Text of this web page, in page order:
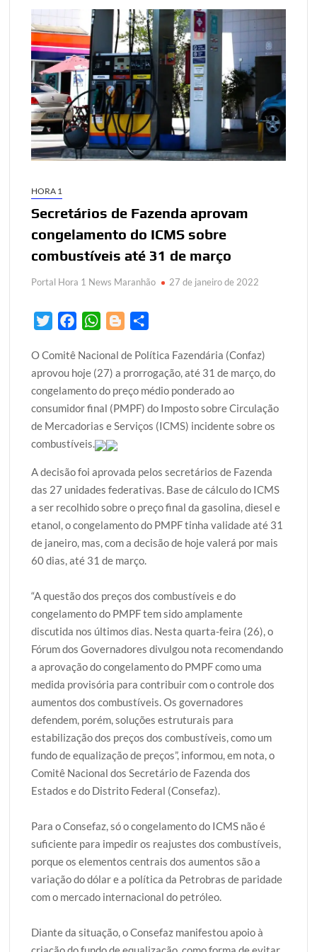
HORA 1
Secretários de Fazenda aprovam
congelamento do ICMS sobre
combustíveis até 31 de março
Portal Hora 1 News Maranhão 27 de janeiro de 2022
i
t
t
e
r
c
e
b
o
o
k
W
a
t
s
A
p
p
o
g
g
e
r
a
r
e
O Comitê Nacional de Política Fazendária (Confaz)
aprovou hoje (27) a prorrogação, até 31 de março, do
congelamento do preço médio ponderado ao
consumidor final (PMPF) do Imposto sobre Circulação
de Mercadorias e Serviços (ICMS) incidente sobre os
combustíveis.
A decisão foi aprovada pelos secretários de Fazenda
das 27 unidades federativas. Base de cálculo do ICMS
a ser recolhido sobre o preço final da gasolina, diesel e
etanol, o congelamento do PMPF tinha validade até 31
de janeiro, mas, com a decisão de hoje valerá por mais
60 dias, até 31 de março.
“A questão dos preços dos combustíveis e do
congelamento do PMPF tem sido amplamente
discutida nos últimos dias. Nesta quarta-feira (26), o
Fórum dos Governadores divulgou nota recomendando
a aprovação do congelamento do PMPF como uma
medida provisória para contribuir com o controle dos
aumentos dos combustíveis. Os governadores
defendem, porém, soluções estruturais para
estabilização dos preços dos combustíveis, como um
fundo de equalização de preços”, informou, em nota, o
Comitê Nacional dos Secretário de Fazenda dos
Estados e do Distrito Federal (Consefaz).
Para o Consefaz, só o congelamento do ICMS não é
suficiente para impedir os reajustes dos combustíveis,
porque os elementos centrais dos aumentos são a
variação do dólar e a política da Petrobras de paridade
com o mercado internacional do petróleo.
Diante da situação, o Consefaz manifestou apoio à